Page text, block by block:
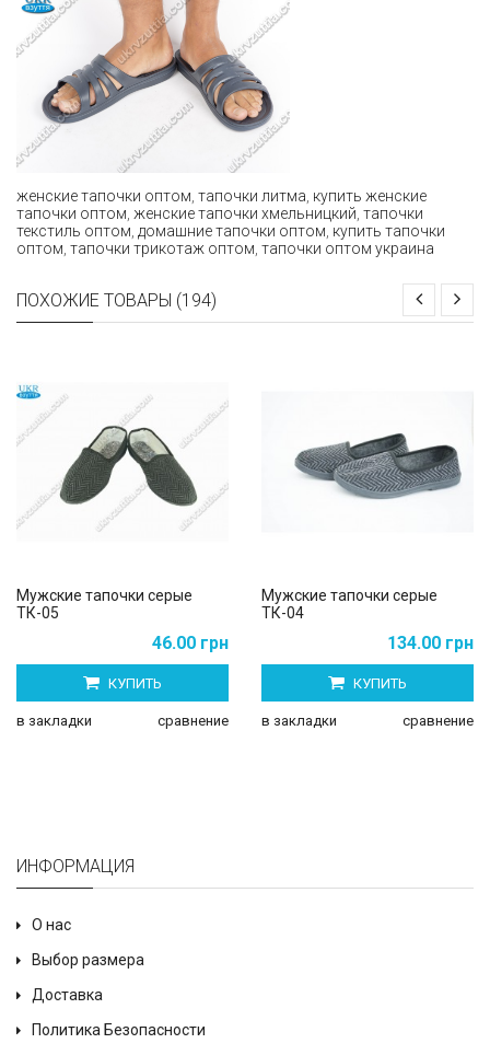
женские тапочки оптом тапочки литма купить женские
тапочки оптом женские тапочки хмельницкий тапочки
текстиль оптом домашние тапочки оптом купить тапочки
оптом тапочки трикотаж оптом тапочки оптом украина
ПОХОЖИЕ ТОВАРЫ (194)
Мужские тапочки серые
ТК-05
46.00 грн
КУПИТЬ
в закладки сравнение
Мужские тапочки серые
ТК-04
134.00 грн
КУПИТЬ
в закладки сравнение
ИНФОРМАЦИЯ
О нас
Выбор размера
Доставка
Политика Безопасности